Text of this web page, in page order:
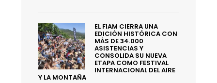
EL FIAM CIERRA UNA
EDICIÓN HISTÓRICA CON
MÁS DE 34.000
ASISTENCIAS Y
CONSOLIDA SU NUEVA
ETAPA COMO FESTIVAL
INTERNACIONAL DEL AIRE
Y LA MONTAÑA